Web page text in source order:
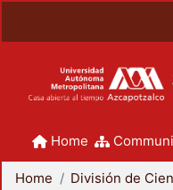
Home
Home